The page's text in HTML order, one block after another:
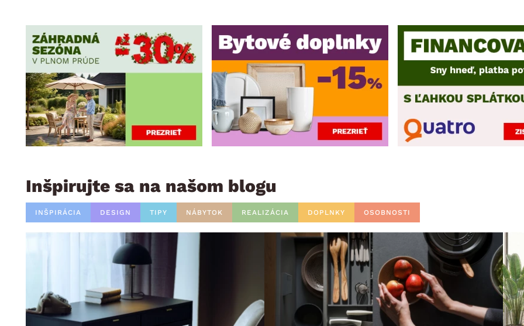
Inšpirujte sa na našom blogu
INŠPIRÁCIA DESIGN TIPY NÁBYTOK REALIZÁCIA DOPLNKY OSOBNOSTI